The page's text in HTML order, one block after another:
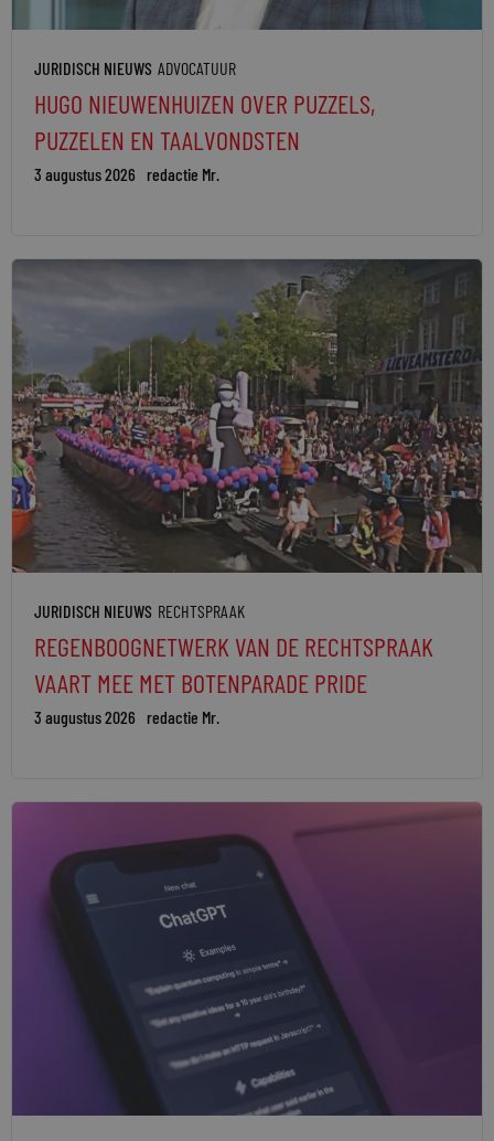
JURIDISCH NIEUWS ADVOCATUUR
HUGO NIEUWENHUIZEN OVER PUZZELS,
PUZZELEN EN TAALVONDSTEN
3 augustus 2026 redactie Mr.
JURIDISCH NIEUWS RECHTSPRAAK
REGENBOOGNETWERK VAN DE RECHTSPRAAK
VAART MEE MET BOTENPARADE PRIDE
3 augustus 2026 redactie Mr.